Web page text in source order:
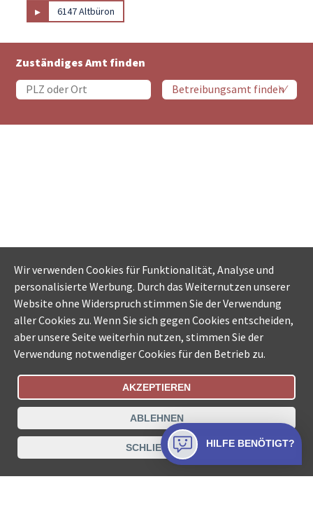
▸ 6147 Altbüron
Zuständiges Amt finden
Bestellungsstatus Ämtersuche der Schweiz
Datenschutz Impressum Nutzungsbestimmungen
Kontakt
Wir verwenden Cookies für Funktionalität, Analyse und
personalisierte Werbung. Durch das Weiternutzen unserer
Website ohne Widerspruch stimmen Sie der Verwendung
aller Cookies zu. Wenn Sie sich gegen Cookies entscheiden,
aber unsere Seite weiterhin nutzen, stimmen Sie der
Verwendung notwendiger Cookies für den Betrieb zu.
AKZEPTIEREN
ABLEHNEN
SCHLIESSEN HILFE BENÖTIGT?